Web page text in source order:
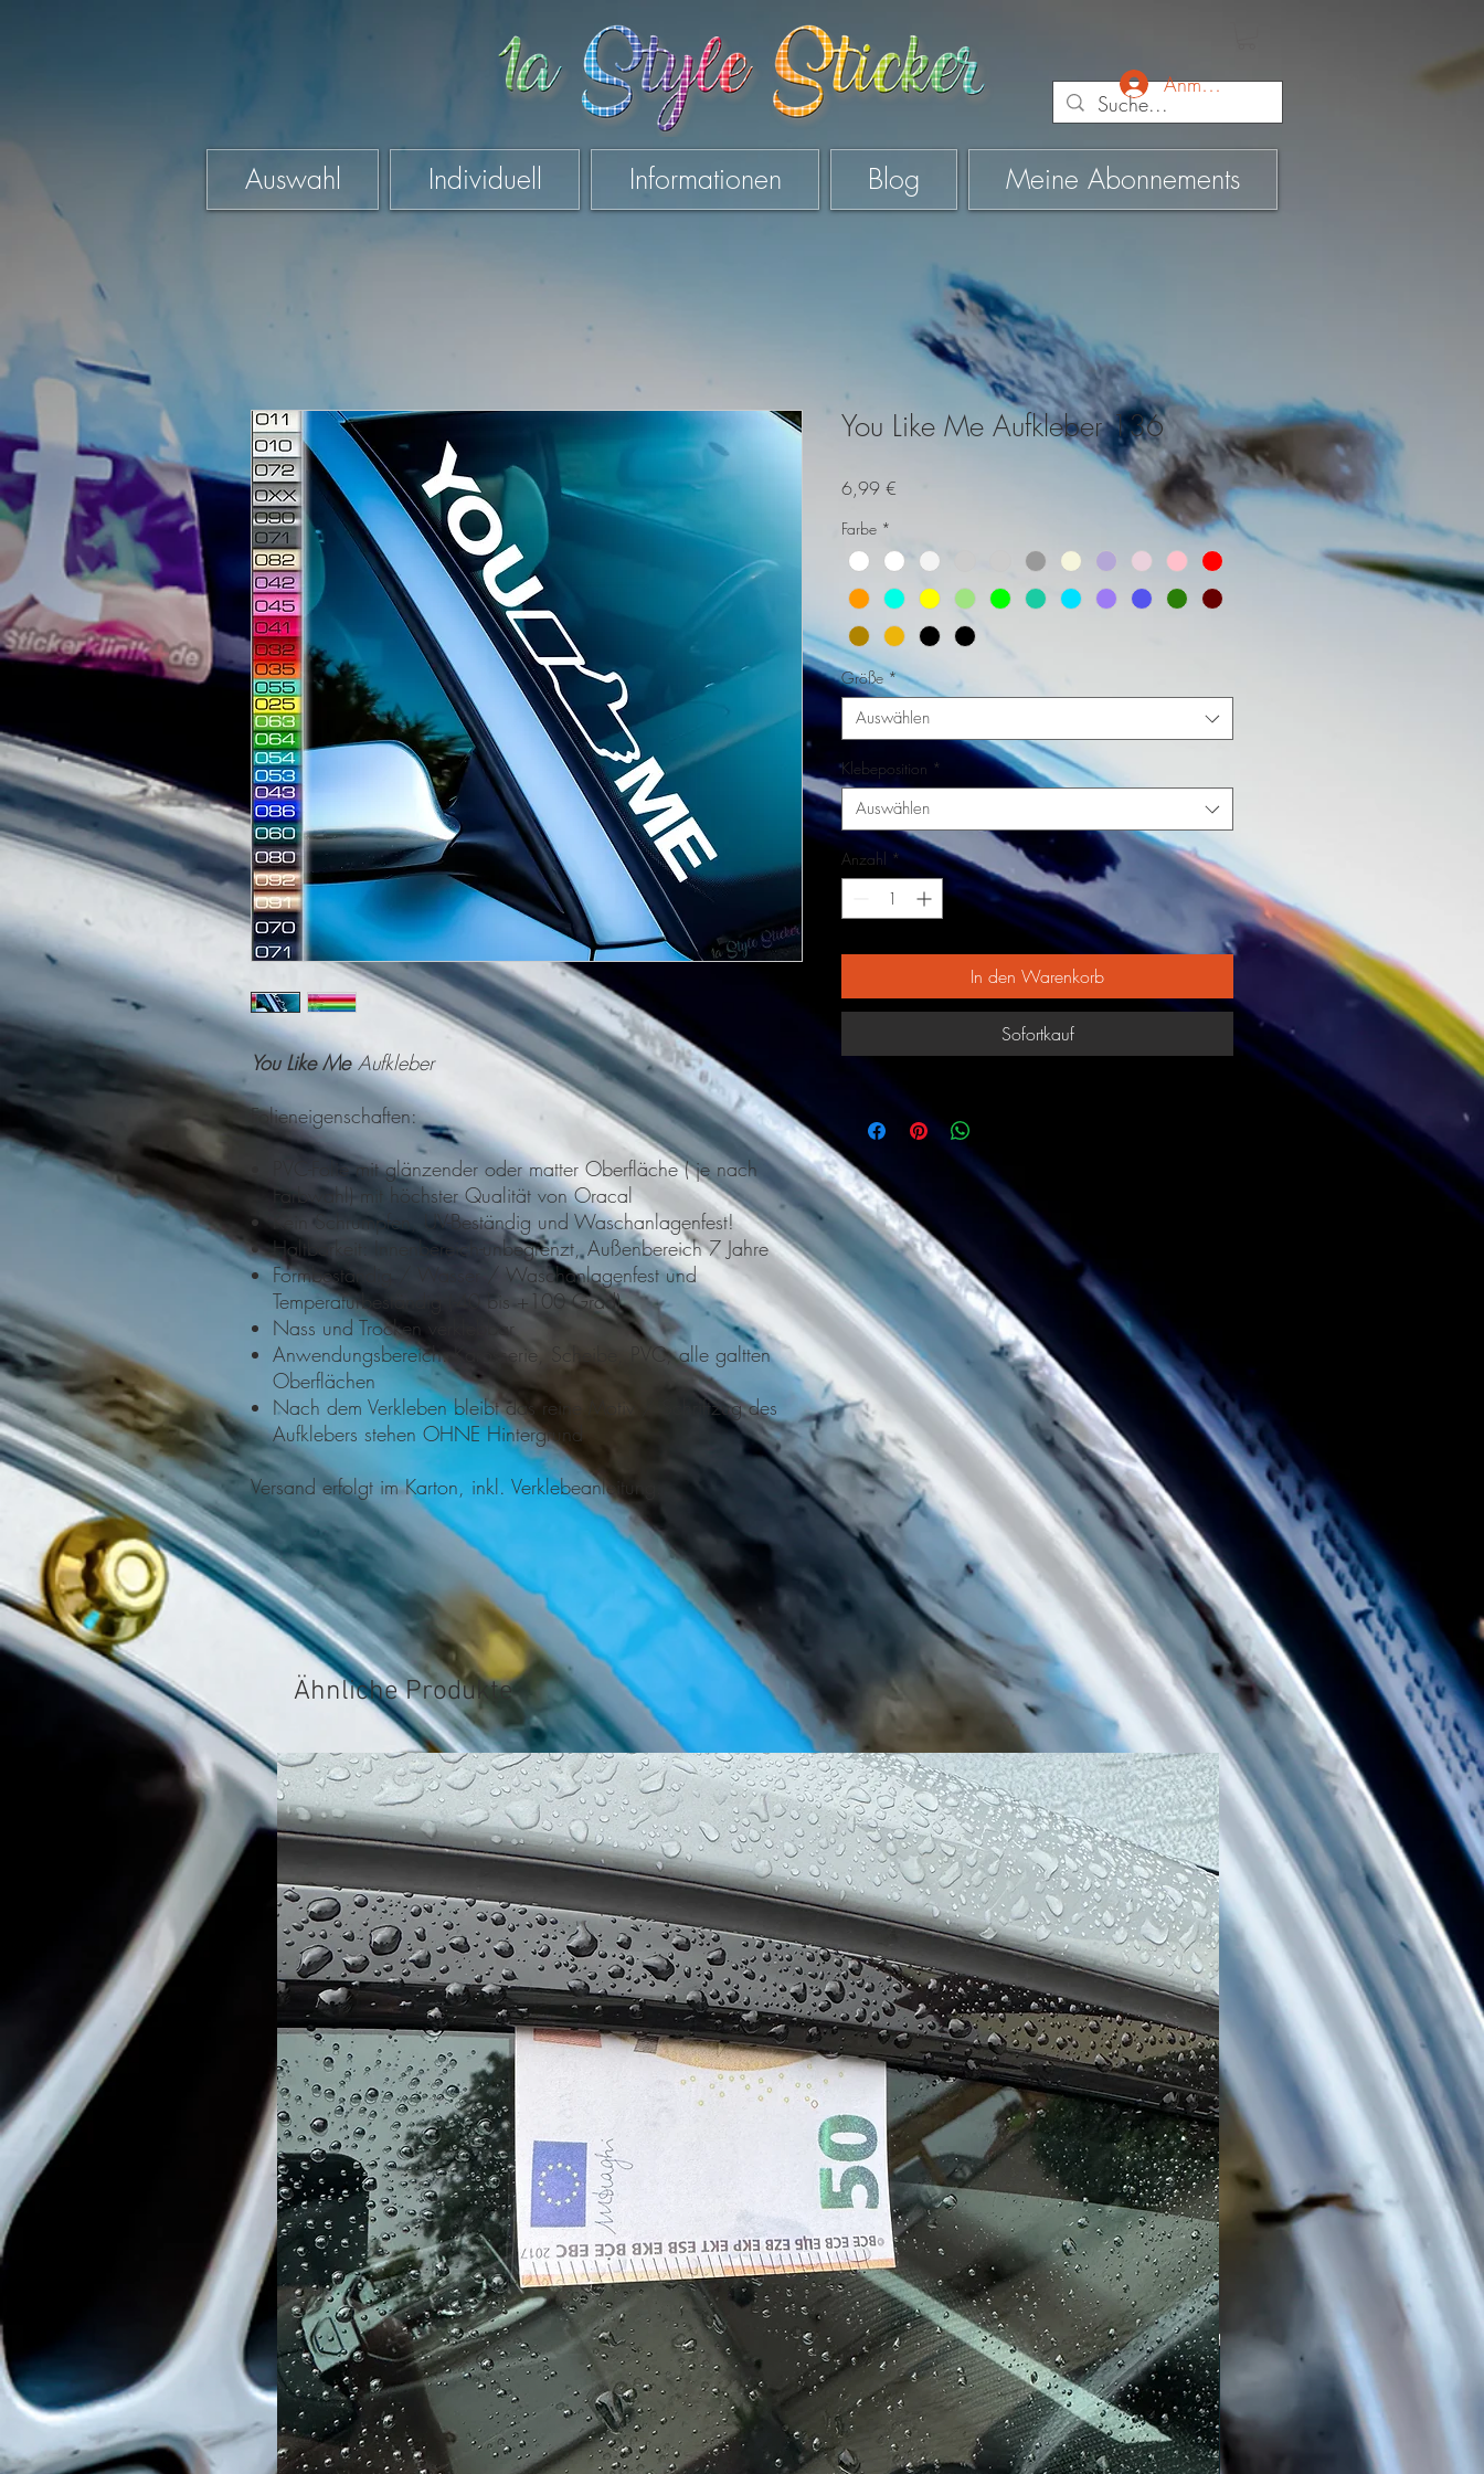
Anmelden
Auswahl Individuell Informationen Blog Meine Abonnements
You Like MeAufkleber
Folieneigenschaften:
PVC-Folie mit glänzender oder matter Oberfläche ( je nach
Farbwahl) mit höchster Qualität von Oracal
Kein Schrumpfen, UV-Beständig und Waschanlagenfest!
Haltbarkeit: Innenbereich-unbegrenzt, Außenbereich 7 Jahre
Formbeständig / Wasser / Waschanlagenfest und
Temperaturbeständig (-40 bis +100 Grad)
Nass und Trocken verklebbar
Anwendungsbereich: Karosserie, Scheibe, PVC, alle galtten
Oberflächen
Nach dem Verkleben bleibt das reine Motiv / Schriftzug des
Aufklebers stehen OHNE Hintergrund
Versand erfolgt im Karton, inkl. Verklebeanleitung.
You Like Me Aufkleber 136
6,99 €
Farbe *
Größe *
Auswählen
Klebeposition *
Auswählen
Anzahl *
In den Warenkorb
Sofortkauf
Ähnliche Produkte